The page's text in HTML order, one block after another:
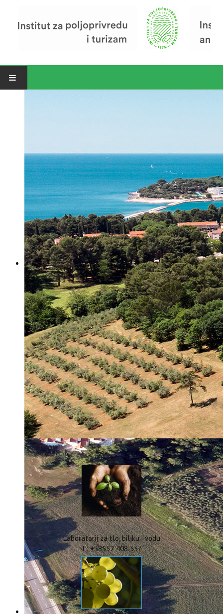
Zavod za poljoprivredu i prehranu
Zavod za ekonomiku i razvoj poljoprivrede
Zavod za turizam
Pokusno poljoprivredno imanje
Zaposlenici
Euraxess
Misija i vizija
Upravno Vijeće
Rad Upravnog vijeća
Znanstveno Vijeće
Rad Znanstvenog vijeća
Etičko povjerenstvo
Etički kodeks
Financiranje
Proračun
Potpore
PROGRAMSKO FINANCIRANJE
Izvještavanje po uredbi
Projekti Instituta
Dialogue4Tourism
REVIVE
WASTEREDUCE
MITOMED+
WINTERMED
CASTWATER
INHERIT
CONSUMLESS PLUS
IstraOILFest
ARHIVA PROJEKATA
IstraECOinclusive
Izdavačka djelatnost
Izbor u znanstvena zvanja
Dokumenti
Statut
Strategija
CIP
Pravo na pristup informacijama
Zaštita osobnih podataka
Godišnji izvještaj
Javna nabava
Natječaji za radna mjesta
Zakonodavni okvir
Laboratorij za tlo, biljku i vodu
T: +38552 408 337